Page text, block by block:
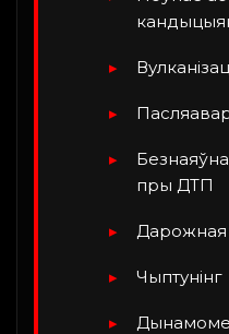
пры ДТП
Дарожная
Чыптунінг